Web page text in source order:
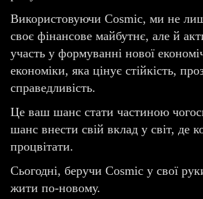
Використовуючи Cosmic, ми не
своє фінансове майбутнє, але й
участь у формуванні нової
економіки, яка цінує стійкість,
справедливість.
Це ваш шанс стати частиною
шанс внести свій вклад у світ, де
процвітати.
Сьогодні, беручи Cosmic у свої
жити по-новому.